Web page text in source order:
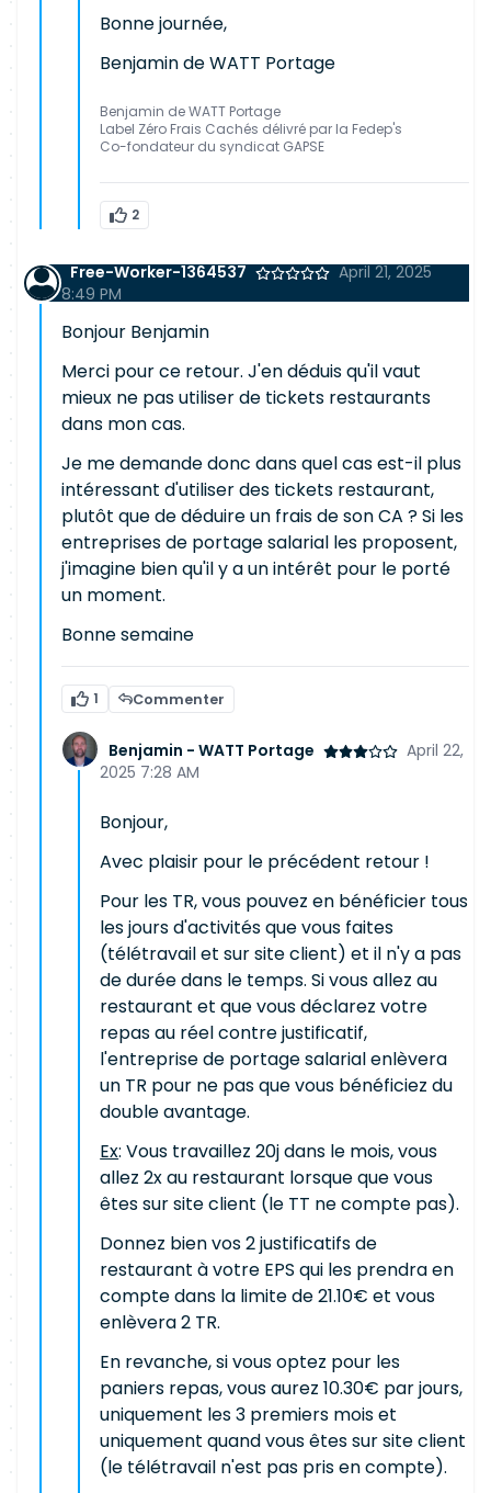
Bonne journée,
Benjamin de WATT Portage
Benjamin de WATT Portage
Label Zéro Frais Cachés délivré par la Fedep's
Co-fondateur du syndicat GAPSE
2
Free-Worker-1364537
April 21, 2025
8:49 PM
Bonjour Benjamin
Merci pour ce retour. J'en déduis qu'il vaut
mieux ne pas utiliser de tickets restaurants
dans mon cas.
Je me demande donc dans quel cas est-il plus
intéressant d'utiliser des tickets restaurant,
plutôt que de déduire un frais de son CA ? Si les
entreprises de portage salarial les proposent,
j'imagine bien qu'il y a un intérêt pour le porté
un moment.
Bonne semaine
1 Commenter
Benjamin - WATT Portage
April 22,
2025 7:28 AM
Bonjour,
Avec plaisir pour le précédent retour !
Pour les TR, vous pouvez en bénéficier tous
les jours d'activités que vous faites
(télétravail et sur site client) et il n'y a pas
de durée dans le temps. Si vous allez au
restaurant et que vous déclarez votre
repas au réel contre justificatif,
l'entreprise de portage salarial enlèvera
un TR pour ne pas que vous bénéficiez du
double avantage.
Ex: Vous travaillez 20j dans le mois, vous
allez 2x au restaurant lorsque que vous
êtes sur site client (le TT ne compte pas).
Donnez bien vos 2 justificatifs de
restaurant à votre EPS qui les prendra en
compte dans la limite de 21.10€ et vous
enlèvera 2 TR.
En revanche, si vous optez pour les
paniers repas, vous aurez 10.30€ par jours,
uniquement les 3 premiers mois et
uniquement quand vous êtes sur site client
(le télétravail n'est pas pris en compte).